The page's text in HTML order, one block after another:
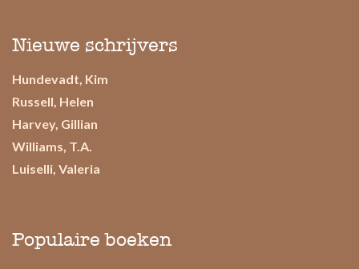
Nieuwe schrijvers
Hundevadt, Kim
Russell, Helen
Harvey, Gillian
Williams, T.A.
Luiselli, Valeria
Populaire boeken